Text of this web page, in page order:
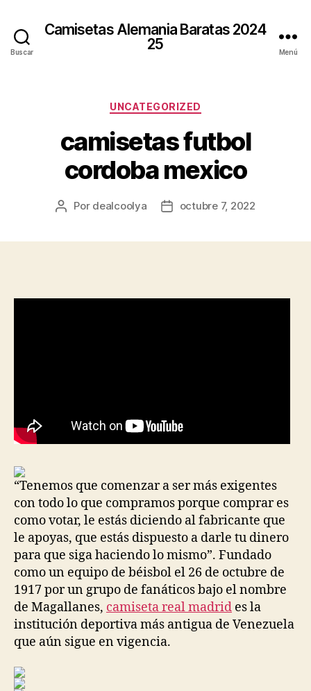
Buscar
Camisetas Alemania Baratas 2024
25
Menú
Categorías
UNCATEGORIZED
camisetas futbol
cordoba mexico
Autor
Por dealcoolya
Fechaoctubre 7, 2022
“Tenemos que comenzar a ser más exigentes
con todo lo que compramos porque comprar es
como votar, le estás diciendo al fabricante que
le apoyas, que estás dispuesto a darle tu dinero
para que siga haciendo lo mismo”. Fundado
como un equipo de béisbol el 26 de octubre de
1917 por un grupo de fanáticos bajo el nombre
de Magallanes, camiseta real madrid es la
institución deportiva más antigua de Venezuela
que aún sigue en vigencia.